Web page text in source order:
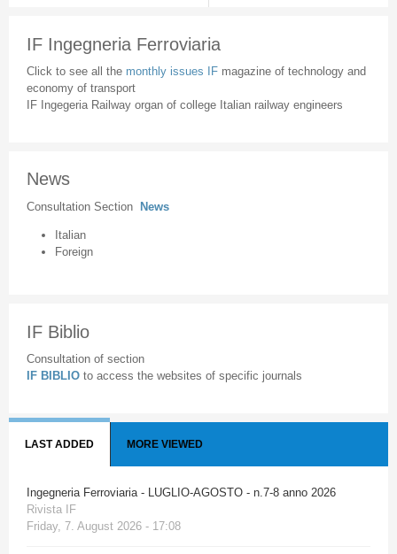
IF Ingegneria Ferroviaria
Click to see all the monthly issues IF magazine of technology and
economy of transport
IF Ingegeria Railway organ of college Italian railway engineers
News
Consultation Section News
Italian
Foreign
IF Biblio
Consultation of section
IF BIBLIO to access the websites of specific journals
LAST ADDED MORE VIEWED
Ingegneria Ferroviaria - LUGLIO-AGOSTO - n.7-8 anno 2026
Rivista IF
Friday, 7. August 2026 - 17:08